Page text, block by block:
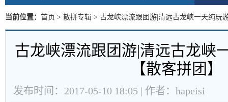
当前位置： 首页 > 散拼专辑 > 古龙峡漂流跟团游|清远古龙峡一天纯玩
古龙峡漂流跟团游|清远古龙峡
【散客拼团】
发布时间：2017-05-10 18:05 | 作者：hapeisi